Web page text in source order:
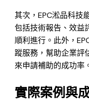
其次，EPC淞品科技
包括技術報告、效益
順利進行。此外，
蹤服務，幫助企業評
來申請補助的成功率
實際案例與